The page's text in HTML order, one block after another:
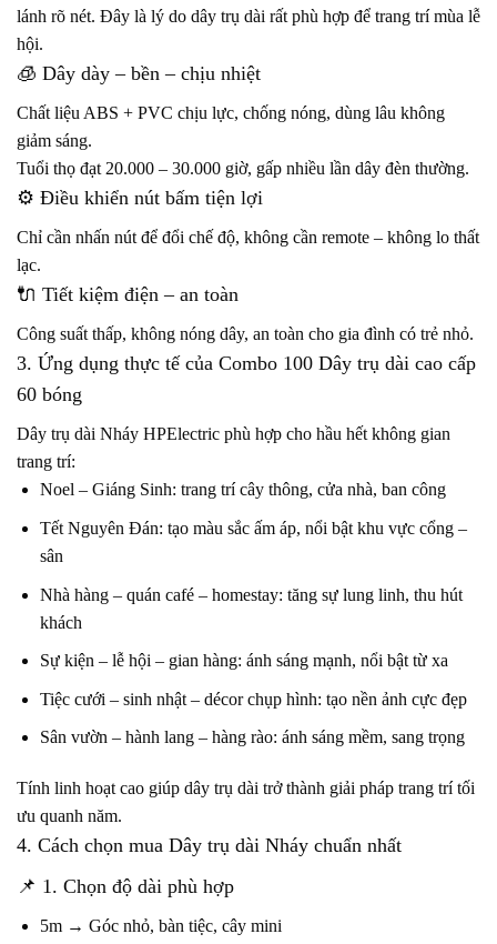
lánh rõ nét. Đây là lý do dây trụ dài rất phù hợp để trang trí mùa lễ
hội.
🧊 Dây dày – bền – chịu nhiệt
Chất liệu ABS + PVC chịu lực, chống nóng, dùng lâu không
giảm sáng.
Tuổi thọ đạt 20.000 – 30.000 giờ, gấp nhiều lần dây đèn thường.
⚙️ Điều khiển nút bấm tiện lợi
Chỉ cần nhấn nút để đổi chế độ, không cần remote – không lo thất
lạc.
🔌 Tiết kiệm điện – an toàn
Công suất thấp, không nóng dây, an toàn cho gia đình có trẻ nhỏ.
3. Ứng dụng thực tế của Combo 100 Dây trụ dài cao cấp
60 bóng
Dây trụ dài Nháy HPElectric phù hợp cho hầu hết không gian
trang trí:
Noel – Giáng Sinh: trang trí cây thông, cửa nhà, ban công
Tết Nguyên Đán: tạo màu sắc ấm áp, nổi bật khu vực cổng –
sân
Nhà hàng – quán café – homestay: tăng sự lung linh, thu hút
khách
Sự kiện – lễ hội – gian hàng: ánh sáng mạnh, nổi bật từ xa
Tiệc cưới – sinh nhật – décor chụp hình: tạo nền ảnh cực đẹp
Sân vườn – hành lang – hàng rào: ánh sáng mềm, sang trọng
Tính linh hoạt cao giúp dây trụ dài trở thành giải pháp trang trí tối
ưu quanh năm.
4. Cách chọn mua Dây trụ dài Nháy chuẩn nhất
📌 1. Chọn độ dài phù hợp
5m → Góc nhỏ, bàn tiệc, cây mini